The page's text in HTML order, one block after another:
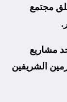
مجتمع
مشاريع
الشريفين